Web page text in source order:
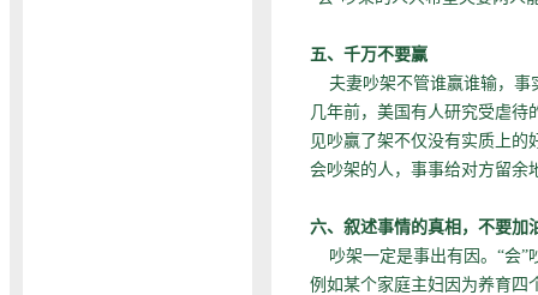
五、千万不要赢
夫妻吵架不管谁赢谁输，事
几年前，美国有人研究受虐待
见吵赢了架不仅没有实质上的
会吵架的人，事事给对方留余
六、叙述事情的真相，不要加
吵架一定是事出有因。“会”
例如某个家庭主妇因为养育四